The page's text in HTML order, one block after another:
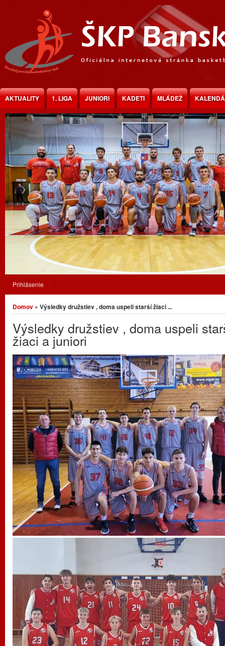
Jump to Content
AKTUALITY 1. LIGA JUNIORI KADETI MLÁDEŽ
Prihlásenie
Nachádzate sa tu
Domov » Výsledky družstiev , doma uspeli starší žiaci ...
Výsledky družstiev , doma uspeli
žiaci a juniori